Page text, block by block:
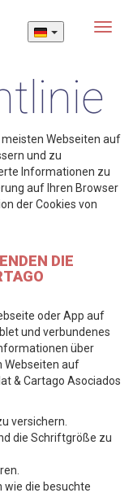
Menu
meisten Webseiten auf
und zu
Informationen zu
auf Ihren Browser
der Cookies von
DIE
oder App auf
und verbundenes
über
Webseiten auf
& Cartago Asociados
versichern.
die Schriftgröße zu
die besuchte